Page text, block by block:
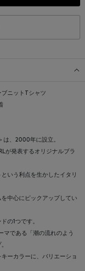
ブニットTシャツ
は、2000年に設立。
が発表するオリジナルブラ
いう利点を生かしたイタリ
中心にピックアップしてい
の1つです。
マである「潮の流れのよう
ーカラーに、バリエーショ